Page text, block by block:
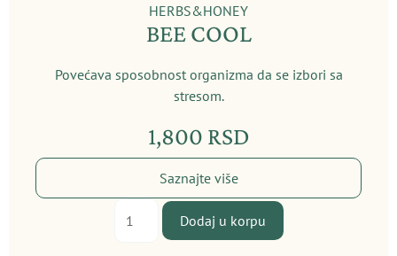
HERBS&HONEY
BEE COOL
Povećava sposobnost organizma da se izbori sa
stresom.
1,800 RSD
Saznajte više
cool
Dodaj u korpu